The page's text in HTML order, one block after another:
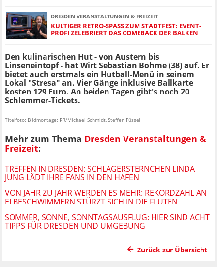
DRESDEN VERANSTALTUNGEN & FREIZEIT
KULTIGER RETRO-SPASS ZUM STADTFEST: EVENT-P
ROFI ZELEBRIERT DAS COMEBACK DER BALKEN
Den kulinarischen Hut - von Austern bis
Linseneintopf - hat Wirt Sebastian Böhme (38) auf. Er
bietet auch erstmals ein Hutball-Menü in seinem
Lokal "Stresa" an. Vier Gänge inklusive Ballkarte
kosten 129 Euro. An beiden Tagen gibt's noch 20
Schlemmer-Tickets.
Titelfoto: Bildmontage: PR/Michael Schmidt, Steffen Füssel
Mehr zum Thema Dresden Veranstaltungen &
Freizeit:
TREFFEN IN DRESDEN: SCHLAGERSTERNCHEN LINDA
JUNG LÄDT IHRE FANS IN DEN HAFEN
VON JAHR ZU JAHR WERDEN ES MEHR: REKORDZAHL AN
ELBESCHWIMMERN STÜRZT SICH IN DIE FLUTEN
SOMMER, SONNE, SONNTAGSAUSFLUG: HIER SIND ACHT
TIPPS FÜR DRESDEN UND UMGEBUNG
Zurück zur Übersicht